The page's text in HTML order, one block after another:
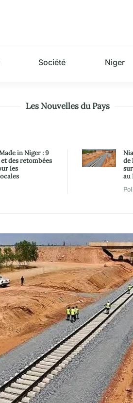
Société Niger
Les Nouvelles du Pays
in Niger : 9
des retombées
les
de
au